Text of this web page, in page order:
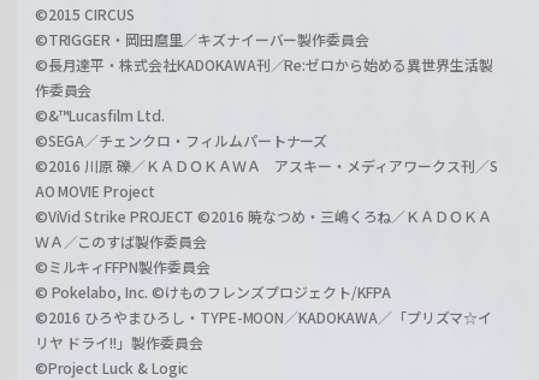
©2015 CIRCUS
©TRIGGER・岡田麿里／キズナイーバー製作委員会
©長月達平・株式会社KADOKAWA刊／Re:ゼロから始める異世界生活製
作委員会
©&™Lucasfilm Ltd.
©SEGA／チェンクロ・フィルムパートナーズ
©2016 川原 礫／ＫＡＤＯＫＡＷＡ アスキー・メディアワークス刊／S
AO MOVIE Project
©ViVid Strike PROJECT ©2016 暁なつめ・三嶋くろね／ＫＡＤＯＫＡ
ＷＡ／このすば製作委員会
©ミルキィFFPN製作委員会
© Pokelabo, Inc. ©けものフレンズプロジェクト/KFPA
©2016 ひろやまひろし・TYPE-MOON／KADOKAWA／「プリズマ☆イ
リヤ ドライ!!」製作委員会
©Project Luck & Logic